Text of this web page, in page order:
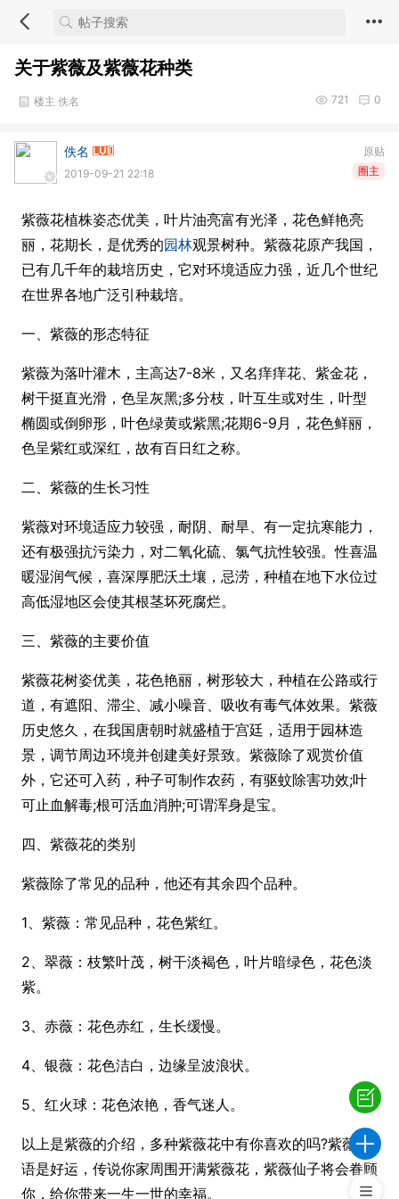
关于紫薇及紫薇花种类
楼主 佚名 0
721
原贴
佚名
圈主
2019-09-21 22:18
紫薇花植株姿态优美，叶片油亮富有光泽，花色鲜艳亮
丽，花期长，是优秀的园林观景树种。紫薇花原产我国，
已有几千年的栽培历史，它对环境适应力强，近几个世纪
在世界各地广泛引种栽培。
一、紫薇的形态特征
紫薇为落叶灌木，主高达7-8米，又名痒痒花、紫金花，
树干挺直光滑，色呈灰黑;多分枝，叶互生或对生，叶型
椭圆或倒卵形，叶色绿黄或紫黑;花期6-9月，花色鲜丽，
色呈紫红或深红，故有百日红之称。
二、紫薇的生长习性
紫薇对环境适应力较强，耐阴、耐旱、有一定抗寒能力，
还有极强抗污染力，对二氧化硫、氯气抗性较强。性喜温
暖湿润气候，喜深厚肥沃土壤，忌涝，种植在地下水位过
高低湿地区会使其根茎坏死腐烂。
三、紫薇的主要价值
紫薇花树姿优美，花色艳丽，树形较大，种植在公路或行
道，有遮阳、滞尘、减小噪音、吸收有毒气体效果。紫薇
历史悠久，在我国唐朝时就盛植于宫廷，适用于园林造
景，调节周边环境并创建美好景致。紫薇除了观赏价值
外，它还可入药，种子可制作农药，有驱蚊除害功效;叶
可止血解毒;根可活血消肿;可谓浑身是宝。
四、紫薇花的类别
紫薇除了常见的品种，他还有其余四个品种。
1、紫薇：常见品种，花色紫红。
2、翠薇：枝繁叶茂，树干淡褐色，叶片暗绿色，花色淡
紫。
3、赤薇：花色赤红，生长缓慢。
4、银薇：花色洁白，边缘呈波浪状。
5、红火球：花色浓艳，香气迷人。
以上是紫薇的介绍，多种紫薇花中有你喜欢的吗?紫薇花
语是好运，传说你家周围开满紫薇花，紫薇仙子将会眷顾
你，给你带来一生一世的幸福。